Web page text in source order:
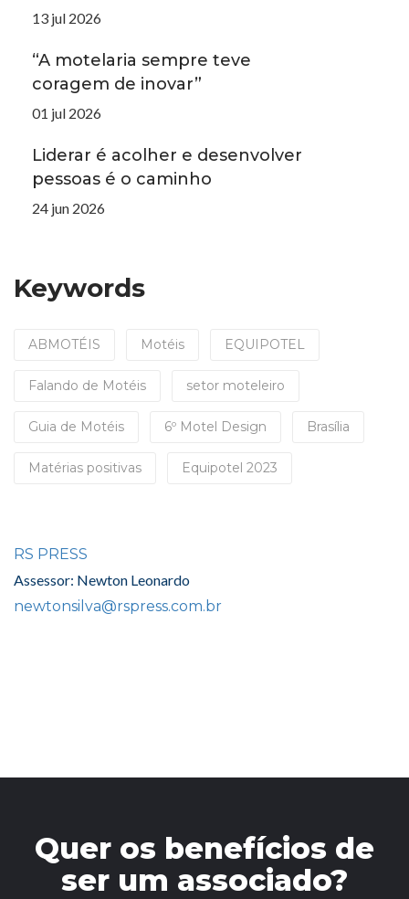
13 jul 2026
“A motelaria sempre teve
coragem de inovar”
01 jul 2026
Liderar é acolher e desenvolver
pessoas é o caminho
24 jun 2026
Keywords
ABMOTÉIS Motéis EQUIPOTEL
Falando de Motéis setor moteleiro
Guia de Motéis 6º Motel Design Brasília
Matérias positivas Equipotel 2023
RS PRESS
Assessor: Newton Leonardo
newtonsilva@rspress.com.br
Quer os benefícios de
ser um associado?